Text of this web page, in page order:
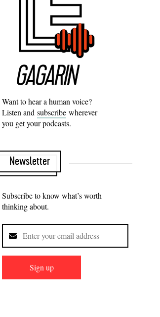
Want to hear a human voice?
Listen and subscribe wherever
you get your podcasts.
Newsletter
Subscribe to know what’s worth
thinking about.
Sign up